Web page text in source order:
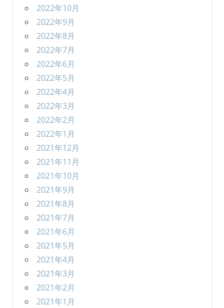
2022年10月
2022年9月
2022年8月
2022年7月
2022年6月
2022年5月
2022年4月
2022年3月
2022年2月
2022年1月
2021年12月
2021年11月
2021年10月
2021年9月
2021年8月
2021年7月
2021年6月
2021年5月
2021年4月
2021年3月
2021年2月
2021年1月